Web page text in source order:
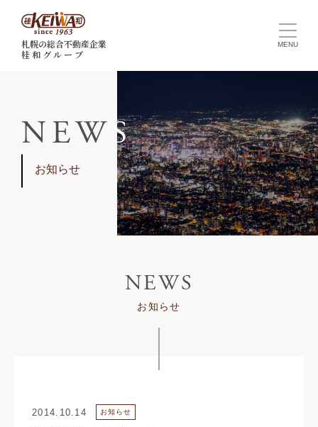
札幌の総合不動産企業
桂 和 グ ル ー プ
NEW S
お知らせ
NEWS
お知らせ
2014.10.14 お知らせ